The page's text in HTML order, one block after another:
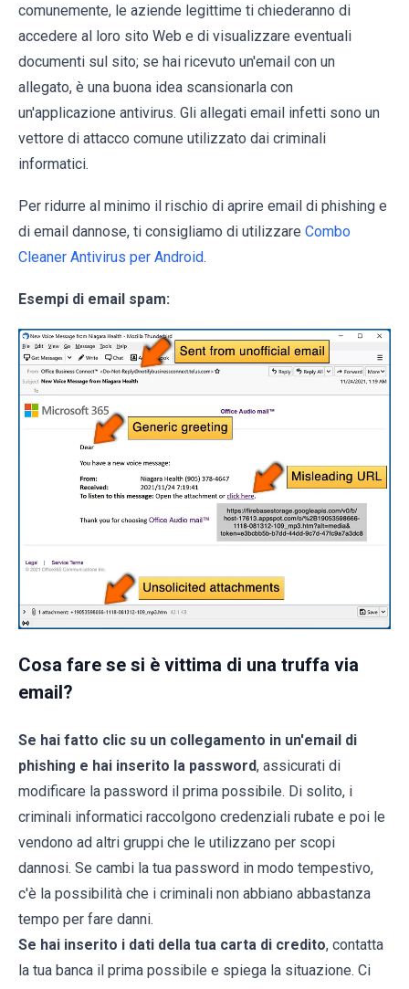
comunemente, le aziende legittime ti chiederanno di
accedere al loro sito Web e di visualizzare eventuali
documenti sul sito; se hai ricevuto un'email con un
allegato, è una buona idea scansionarla con
un'applicazione antivirus. Gli allegati email infetti sono un
vettore di attacco comune utilizzato dai criminali
informatici.
Per ridurre al minimo il rischio di aprire email di phishing e
di email dannose, ti consigliamo di utilizzare Combo
Cleaner Antivirus per Android.
Esempi di email spam:
Cosa fare se si è vittima di una truffa via
email?
Se hai fatto clic su un collegamento in un'email di
phishing e hai inserito la password, assicurati di
modificare la password il prima possibile. Di solito, i
criminali informatici raccolgono credenziali rubate e poi le
vendono ad altri gruppi che le utilizzano per scopi
dannosi. Se cambi la tua password in modo tempestivo,
c'è la possibilità che i criminali non abbiano abbastanza
tempo per fare danni.
Se hai inserito i dati della tua carta di credito, contatta
la tua banca il prima possibile e spiega la situazione. Ci